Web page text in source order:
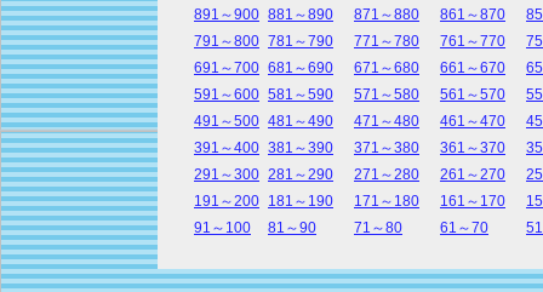
891～900 881～890 871～880 861～870
791～800 781～790 771～780 761～770
691～700 681～690 671～680 661～670
591～600 581～590 571～580 561～570
491～500 481～490 471～480 461～470
391～400 381～390 371～380 361～370
291～300 281～290 271～280 261～270
191～200 181～190 171～180 161～170
91～100
81～90 71～80 61～70